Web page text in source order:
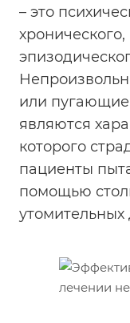
– это
или
являются
которого
пациенты
помощью
утомительных